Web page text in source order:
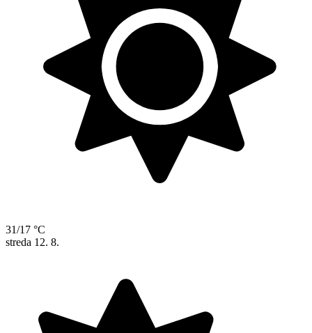
31/17 °C
streda 12. 8.